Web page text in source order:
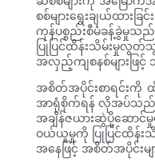
စစ်များရွေးချယ်ထ
ကုန်ပစ္စည်းစီမံခန့်ခွဲမှု
ပြုပြင်ထိန်းသိမ်းမှုလွတ်
အလှည့်ကျစနစ်များဖြ
အစိတ်အပိုင်းစာရင်းကို
အာရုံစိုက်ရန် လိုအပ်သည်။
အချိန်ဇယားဆွဲပို့ဆောင်
ဝယ်ယူမှုကို ပြုပြင်ထိန်းသိ
အနေဖြင့် အစိတ်အပိုင်း